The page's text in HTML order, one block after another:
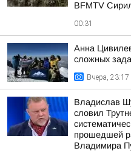
BFMTV
00:31
Анна
сложных
Вчера, 23:17
Владислав
словил
прошедшей
Владимира